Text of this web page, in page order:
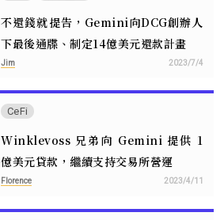
不還錢就提告，Gemini向DCG創辦人
下最後通牒、制定14億美元還款計畫
Jim 2023/7/4
CeFi
Winklevoss 兄弟向 Gemini 提供 1
億美元貸款，繼續支持交易所營運
Florence 2023/4/11